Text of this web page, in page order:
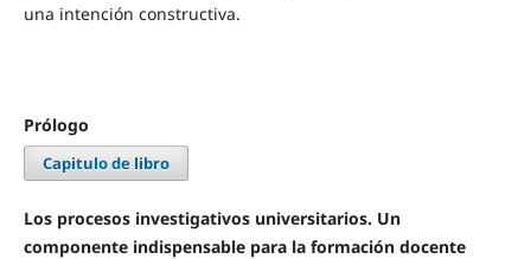
una intención constructiva.
Prólogo
Capitulo de libro
Los procesos investigativos universitarios. Un
componente indispensable para la formación docente